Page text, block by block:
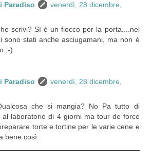
Paradiso
venerdì, 28 dicembre,
scrivi? Sì è un fiocco per la porta....nel
sono stati anche asciugamani, ma non è
;-)
Paradiso
venerdì, 28 dicembre,
che si mangia? No Pa tutto di
al laboratorio di 4 giorni ma tour de force
torte e tortine per le varie cene e
bene così .